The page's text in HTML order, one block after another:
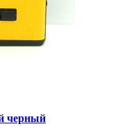
черный